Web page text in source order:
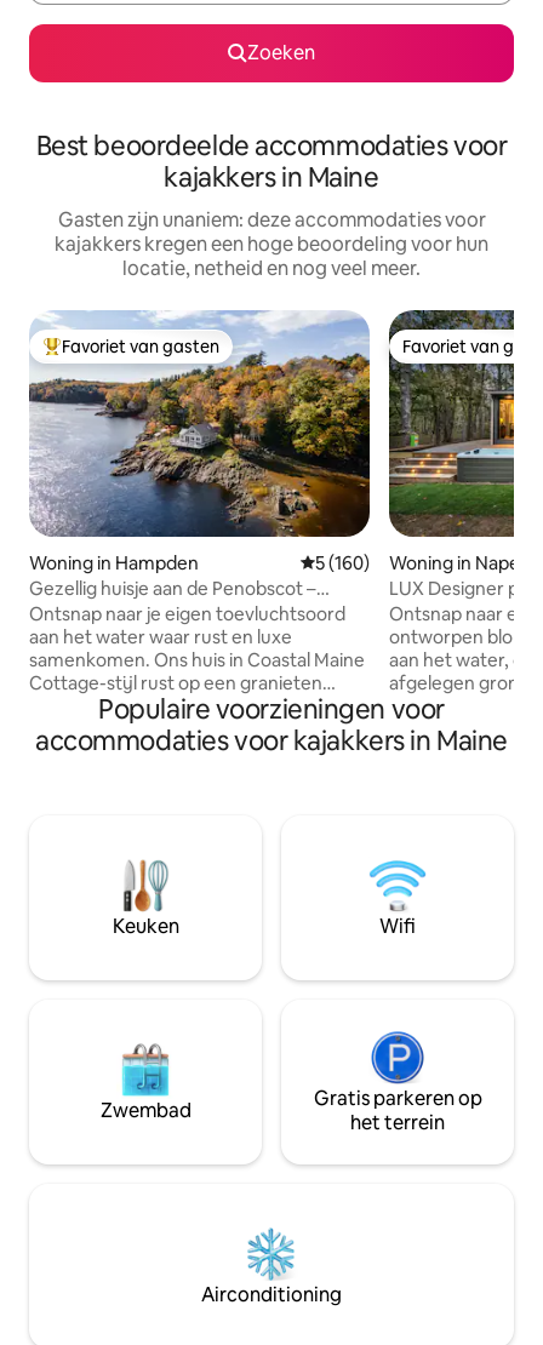
Zoeken
Best beoordeelde accommodaties voor
kajakkers in Maine
Gasten zijn unaniem: deze accommodaties voor
kajakkers kregen een hoge beoordeling voor hun
locatie, netheid en nog veel meer.
Topfavoriet van gasten
Favoriet van gasten
Woning in Hampden Gemiddelde beoordeling
5 (160)
Gezellig huisje aan de Penobscot –
Panoramische luxe!
Ontsnap naar je eigen toevluchtsoord
aan het water waar rust en luxe
samenkomen. Ons huis in Coastal Maine
Cottage-stijl rust op een granieten
richel die twee keer per dag verdwijnt
met het getij. Geniet van een
zonovergoten interieur met
uitzicht op de Penobscot River en
ontspan bij de vuurplaats aan de rand
van de rivier. Slechts 10 minuten van het
centrum van Bangor, met gemakkelijke
Bar Harbor en Acadia Park.
Favoriet van
Favoriet van
Woning in Napels
LUX Designer
water - afgelegen
Ontsnap naar
ontworpen
aan het water, op
afgelegen grond
in Naples, Maine.
eromheen en
eigen
hangmatten of
haard. Luxe
vloeren, enorme
retraite – kom op
Populaire voorzieningen voor
accommodaties voor kajakkers in Maine
Keuken Wifi
Zwembad
Gratis parkeren op
het terrein
Airconditioning